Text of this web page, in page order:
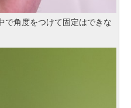
で角度をつけて固定はできな